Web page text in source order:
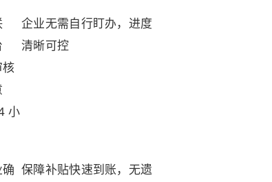
小
企业无需自行盯办，进度
清晰可控
保障补贴快速到账，无遗